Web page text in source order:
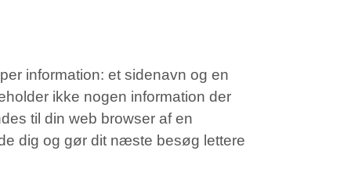
information: et sidenavn og en
ikke nogen information der
til din web browser af en
dig og gør dit næste besøg lettere